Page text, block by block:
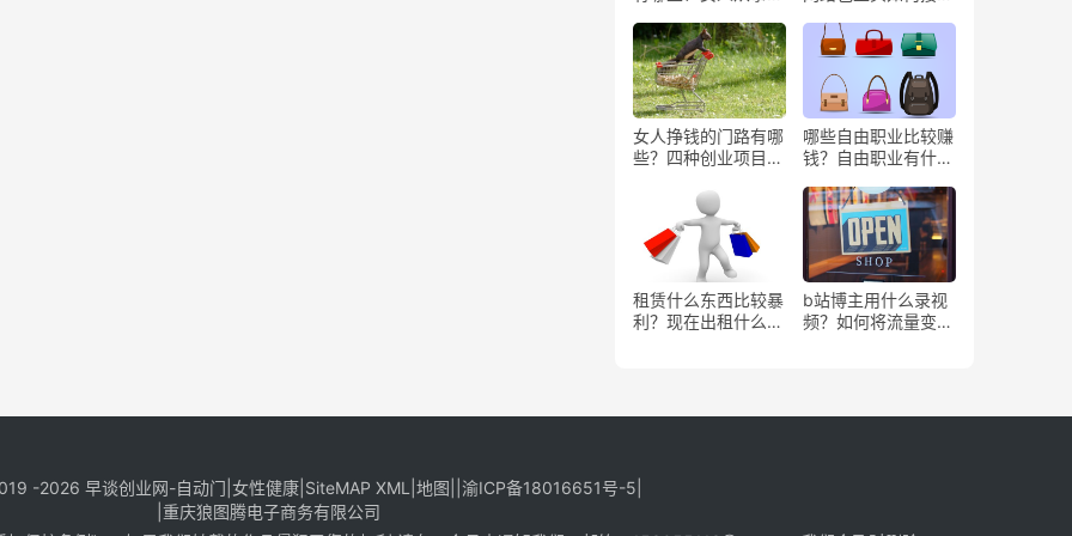
女人挣钱的门路有哪
些？四种创业项目推
哪些自由职业比较赚
钱？自由职业有什么
租赁什么东西比较暴
利？现在出租什么更
b站博主用什么录视
频？如何将流量变
-2026 早谈创业网-自动门 女性健康| SiteMAP XML 地图 渝ICP备18016651号-5
重庆狼图腾电子商务有限公司